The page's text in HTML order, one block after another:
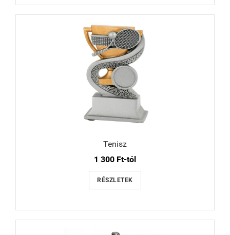
Tenisz
1 300 Ft-tól
RÉSZLETEK